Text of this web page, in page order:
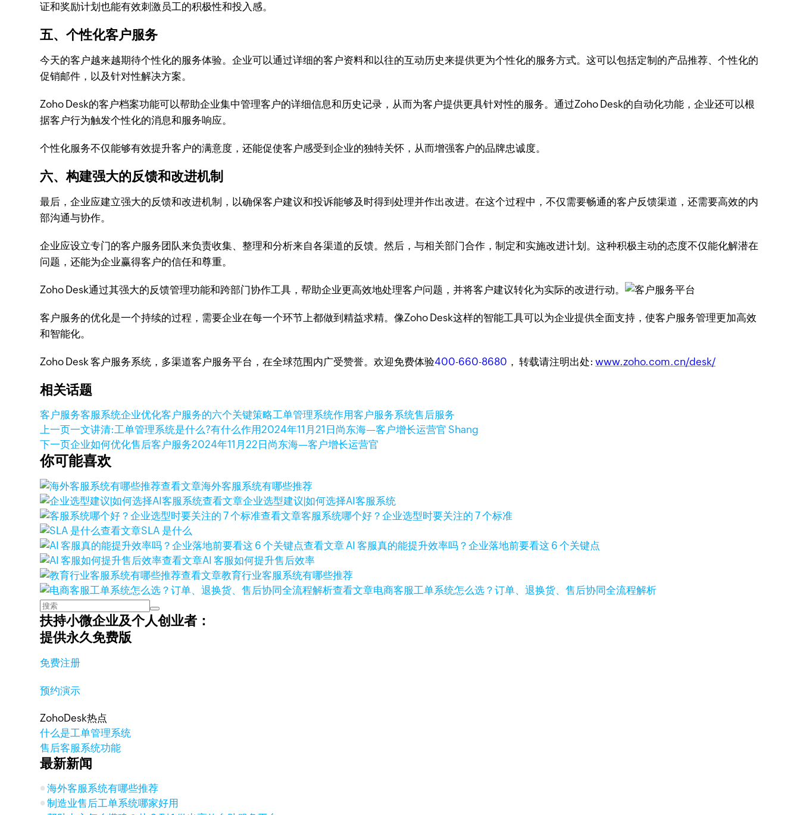
证和奖励计划也能有效刺激员工的积极性和投入感。
五、个性化客户服务
今天的客户越来越期待个性化的服务体验。企业可以通过详细的客户资料和以往的互动历史来提供更为个性化的服务方式。这可以包括定制的产品推荐、个性化的
促销邮件，以及针对性解决方案。
Zoho Desk的客户档案功能可以帮助企业集中管理客户的详细信息和历史记录，从而为客户提供更具针对性的服务。通过Zoho Desk的自动化功能，企业还可以根
据客户行为触发个性化的消息和服务响应。
个性化服务不仅能够有效提升客户的满意度，还能促使客户感受到企业的独特关怀，从而增强客户的品牌忠诚度。
六、构建强大的反馈和改进机制
最后，企业应建立强大的反馈和改进机制，以确保客户建议和投诉能够及时得到处理并作出改进。在这个过程中，不仅需要畅通的客户反馈渠道，还需要高效的内
部沟通与协作。
企业应设立专门的客户服务团队来负责收集、整理和分析来自各渠道的反馈。然后，与相关部门合作，制定和实施改进计划。这种积极主动的态度不仅能化解潜在
问题，还能为企业赢得客户的信任和尊重。
Zoho Desk通过其强大的反馈管理功能和跨部门协作工具，帮助企业更高效地处理客户问题，并将客户建议转化为实际的改进行动。
客户服务的优化是一个持续的过程，需要企业在每一个环节上都做到精益求精。像Zoho Desk这样的智能工具可以为企业提供全面支持，使客户服务管理更加高效
和智能化。
Zoho Desk 客户服务系统，多渠道客户服务平台，在全球范围内广受赞誉。欢迎免费体验400-660-8680 ， 转载请注明出处:www.zoho.com.cn/desk/
相关话题
客户服务客服系统企业优化客户服务的六个关键策略工单管理系统作用客户服务系统售后服务
上一页一文讲清:工单管理系统是什么?有什么作用2024年11月21日 尚东海—客户增长运营官 Shang
下一页企业如何优化售后客户服务2024年11月22日 尚东海—客户增长运营官
你可能喜欢
查看文章海外客服系统有哪些推荐
查看文章企业选型建议|如何选择AI客服系统
查看文章客服系统哪个好？企业选型时要关注的 7 个标准
查看文章SLA 是什么
查看文章AI 客服真的能提升效率吗？企业落地前要看这 6 个关键点
查看文章AI 客服如何提升售后效率
查看文章教育行业客服系统有哪些推荐
查看文章电商客服工单系统怎么选？订单、退换货、售后协同全流程解析
扶持小微企业及个人创业者：
提供永久免费版
免费注册
预约演示
ZohoDesk热点
什么是工单管理系统
售后客服系统功能
最新新闻
海外客服系统有哪些推荐
制造业售后工单系统哪家好用